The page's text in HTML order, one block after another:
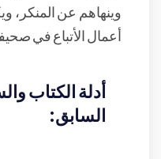
وينهاهم عن المنكر،
أعمال الأتباع في
أدلة الكتاب
السابق: